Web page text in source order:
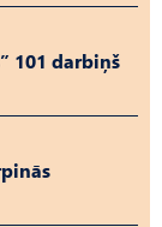
101 darbiņš